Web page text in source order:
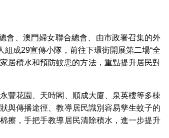
會、澳門婦女聯合總會、由市政署召集的外
成29宣傳小隊，前往下環街開展第二場“全
居積水和預防蚊患的方法，重點提升居民對
豐花園、天時閣、順成大廈、泉英樓等多棟
與傳播途徑、教導居民識別容易孳生蚊子的
擦，手把手教導居民清除積水，進一步提升